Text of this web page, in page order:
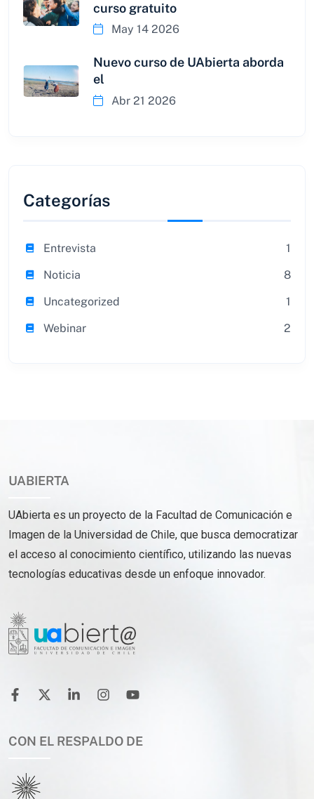
curso gratuito
May 14 2026
Nuevo curso de UAbierta aborda
el
Abr 21 2026
Categorías
Entrevista
1
Noticia
8
Uncategorized
1
Webinar
2
UABIERTA
UAbierta es un proyecto de la Facultad de Comunicación e
Imagen de la Universidad de Chile, que busca democratizar
el acceso al conocimiento científico, utilizando las nuevas
tecnologías educativas desde un enfoque innovador.
CON EL RESPALDO DE